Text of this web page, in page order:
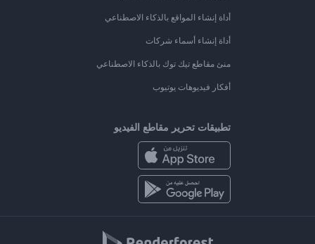
أداة إنشاء المواقع بالذكاء الاصطناعي
أداة إنشاء أسماء شركات
منئ مقاطع تيك توك بالذكاء الاصطناعي
أفكار فيديوهات يوتيوب
تطبيقات تحرير مقاطع الفيديو